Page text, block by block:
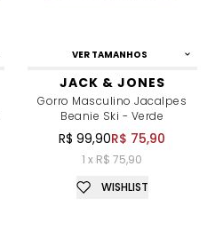
VER TAMANHOS
JACK & JONES
Gorro Masculino Jacalpes
Beanie Ski - Verde
R$ 99,90R$ 75,90
1 x R$ 75,90
WISHLIST